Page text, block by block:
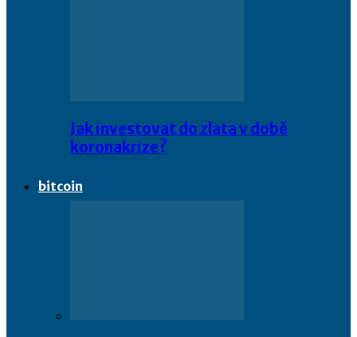
Jak investovat do zlata v době
koronakrize?
bitcoin